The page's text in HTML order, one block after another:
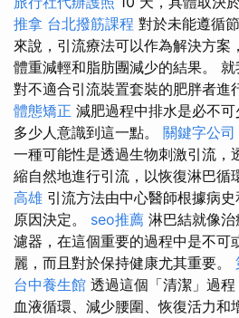
推拿 台北撥筋課程 對於未能遵循
來說，引流療法可以作為解決方案
體重減輕和脂肪團減少的結果。
對不適合引流裝置套裝的肥胖者進
體態矯正 減肥過程中排水是必不
多少人意識到這一點。 關鍵字公司
一種可能性是透過生物刺激引流，
縮自然地進行引流，以恢復淋巴循
高雄 引流方法由中心醫師根據病
原因決定。 seo推薦 淋巴結就像
濾器，在這個重要的過程中是不可
麗，而且對於保持健康尤其重要。
台中養生館 透過這個「清潔」過程
血液循環、減少腰圍、恢復活力和